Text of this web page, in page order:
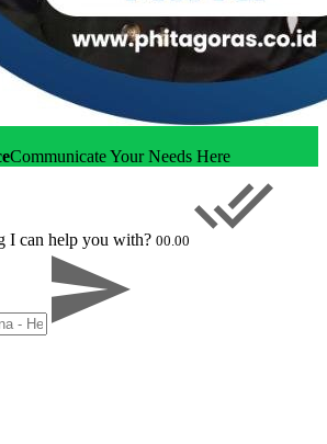
Communicate Your Needs Here
I can help you with? 00.00